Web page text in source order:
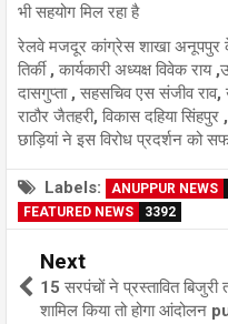
भी सहयोग मिल रहा है
रेलवे मजदूर कांग्रेस शाखा अनूपपुर
तिर्की , कार्यकारी अध्यक्ष विवेक
दासगुप्ता , सहसचिव एस संजीव
राठौर जैतहरी, विकास दहिया
छाड़ियां ने इस विरोध प्रदर्शन को
Labels: ANUPPUR NEWS
FEATURED NEWS
3392
Next
15 सरपंचों ने प्रस्तावित
शामिल किया तो होगा